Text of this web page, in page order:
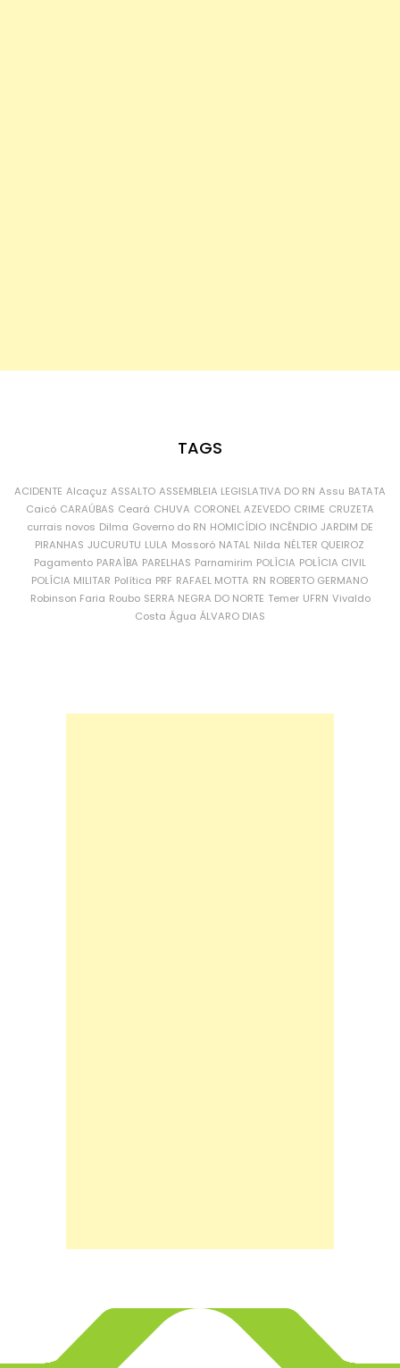
TAGS
ACIDENTE Alcaçuz ASSALTO ASSEMBLEIA LEGISLATIVA DO RN Assu BATATA
Caicó CARAÚBAS Ceará CHUVA CORONEL AZEVEDO CRIME CRUZETA
currais novos Dilma Governo do RN HOMICÍDIO INCÊNDIO JARDIM DE
PIRANHAS JUCURUTU LULA Mossoró NATAL Nilda NÉLTER QUEIROZ
Pagamento PARAÍBA PARELHAS Parnamirim POLÍCIA POLÍCIA CIVIL
POLÍCIA MILITAR Política PRF RAFAEL MOTTA RN ROBERTO GERMANO
Robinson Faria Roubo SERRA NEGRA DO NORTE Temer UFRN Vivaldo
Costa Água ÁLVARO DIAS